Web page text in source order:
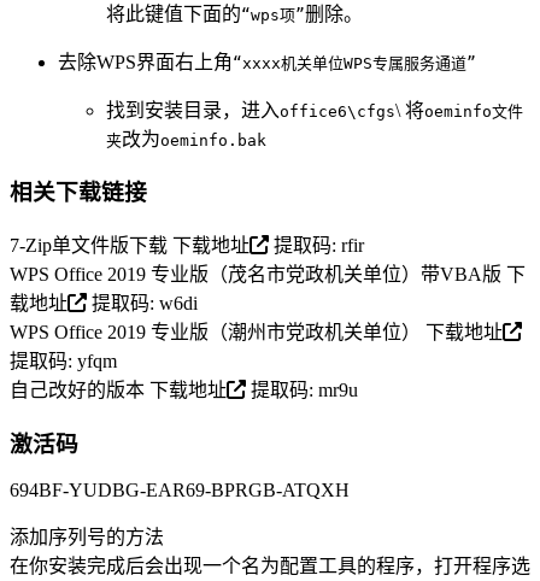
将此键值下面的“wps项”删除。
去除WPS界面右上角 “xxxx机关单位WPS专属服务通道”
找到安装目录，进入office6\cfgs\ 将oeminfo文件
夹改为oeminfo.bak
相关下载链接
7-Zip单文件版下载 下载地址
提取码: rfir
WPS Office 2019 专业版（茂名市党政机关单位）带VBA版 下
载地址
提取码: w6di
WPS Office 2019 专业版（潮州市党政机关单位） 下载地址
提取码: yfqm
自己改好的版本 下载地址 提取码: mr9u
激活码
694BF-YUDBG-EAR69-BPRGB-ATQXH
添加序列号的方法
在你安装完成后会出现一个名为配置工具的程序，打开程序选